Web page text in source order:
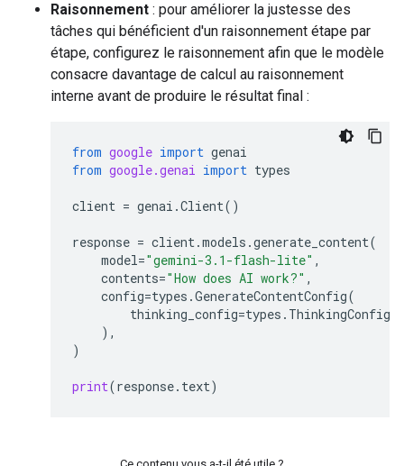
Raisonnement : pour améliorer la justesse des
tâches qui bénéficient d'un raisonnement étape par
étape, configurez le raisonnement afin que le modèle
consacre davantage de calcul au raisonnement
interne avant de produire le résultat final :
from google import genai
from google.genai import types
client = genai .Client()
response = client.models .generate_content(
model="gemini-3.1-flash-lite" ,
contents="How does AI work?" ,
config=types .GenerateContentConfig(
thinking_config=types . ThinkingConfig
),
)
print(response. text)